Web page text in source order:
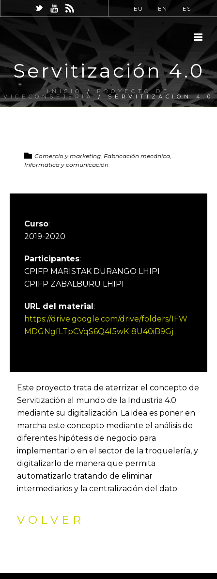
EU EN ES
Servitización 4.0
INICIO /PROYECTO DE
VICECONSEJERÍA / SERVITIZACIÓN 4.0
Comercio y marketing, Fabricación mecánica,
Informática y comunicación
Curso:
2019-2020
Participantes:
CPIFP MARISTAK DURANGO LHIPI
CPIFP ZABALBURU LHIPI
URL del material:
https://drive.google.com/drive/folders/1FW
MDGNgfLTpCVqS6Q4f5wK-8U40iB9Gj
Este proyecto trata de aterrizar el concepto de
Servitización al mundo de la Industria 4.0
mediante su digitalización. La idea es poner en
marcha este concepto mediante el análisis de
diferentes hipótesis de negocio para
implementarlo en el sector de la troquelería, y
digitalizarlo de manera que permita
automatizarlo tratando de eliminar
intermediarios y la centralización del dato.
VOLVER